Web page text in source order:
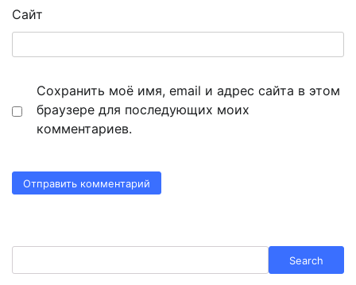
Сайт
Сохранить моё имя, email и адрес сайта в этом
браузере для последующих моих
комментариев.
Search